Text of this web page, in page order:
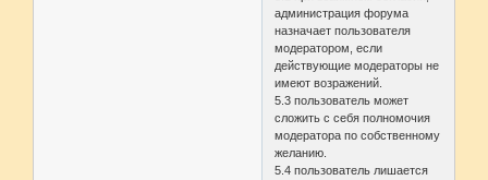
администрация форума
назначает пользователя
модератором, если
действующие модераторы не
имеют возражений.
5.3 пользователь может
сложить с себя полномочия
модератора по собственному
желанию.
5.4 пользователь лишается